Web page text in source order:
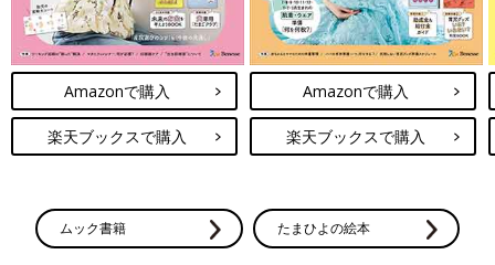
Amazonで購入
楽天ブックスで購入
Amazonで購入
楽天ブックスで購入
ムック書籍 たまひよの絵本